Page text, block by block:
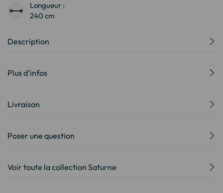
Longueur :
240 cm
Description
Plus d'infos
Livraison
Poser une question
Voir toute la collection Saturne